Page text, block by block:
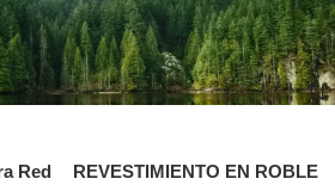
“revestimiento madera”
Red
REVESTIMIENTO EN ROBLE